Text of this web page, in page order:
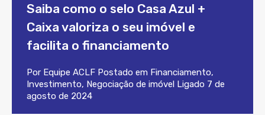
Saiba como o selo Casa Azul +
Caixa valoriza o seu imóvel e
facilita o financiamento
Por Equipe ACLF Postado em Financiamento,
Investimento, Negociação de imóvel Ligado 7 de
agosto de 2024